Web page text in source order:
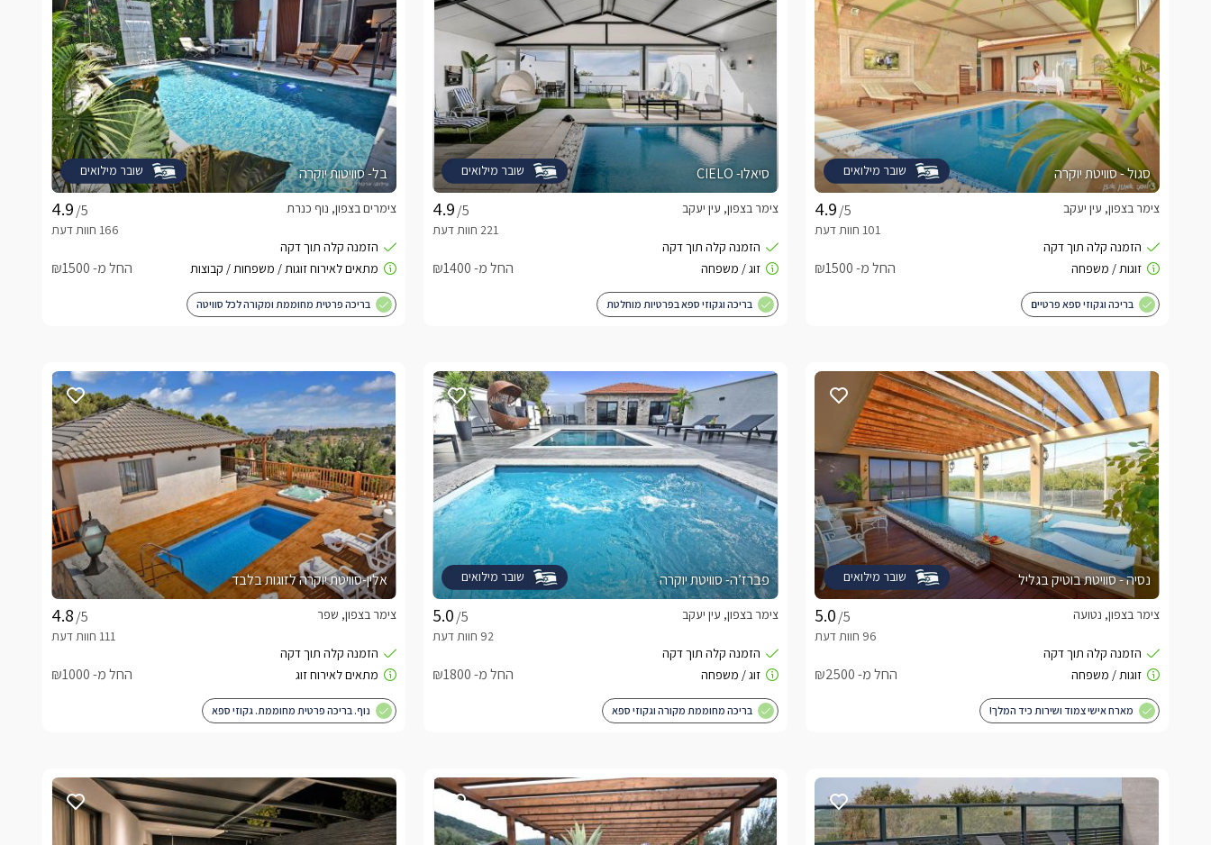
שובר מילואים
סגול - סוויטת יוקרה
/5
צימר בצפון, עין יעקב
החל מ- ₪1500
בריכה וגקוזי ספא פרטיים
שובר מילואים
סיאלו- CIELO
/5
צימר בצפון, עין יעקב
החל מ- ₪1400
בריכה וגקוזי ספא בפרטיות מוחלטת
שובר מילואים
בל- סוויטות יוקרה
/5
צימרים בצפון, נוף כנרת
החל מ- ₪1500
בריכה פרטית מחוממת ומקורה לכל סוויטה
שובר מילואים
נסיה - סוויטת בוטיק בגליל
/5
צימר בצפון, נטועה
החל מ- ₪2500
מארח אישי צמוד ושירות כיד המלך!
שובר מילואים
פברז’ה- סוויטת יוקרה
/5
צימר בצפון, עין יעקב
החל מ- ₪1800
בריכה מחוממת מקורה וגקוזי ספא
אלין-סוויטת יוקרה לזוגות בלבד
/5
צימר בצפון, שפר
החל מ- ₪1000
נוף. בריכה פרטית מחוממת. גקוזי ספא